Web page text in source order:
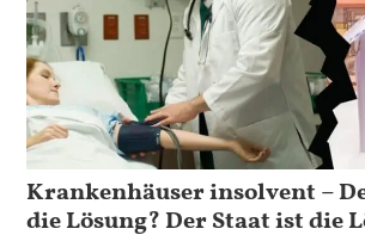
KFZ-
Kennzeichen
„Monschau“-
GO
Verbot
Krankenhäuser insolvent –
die Lösung? Der Staat ist die